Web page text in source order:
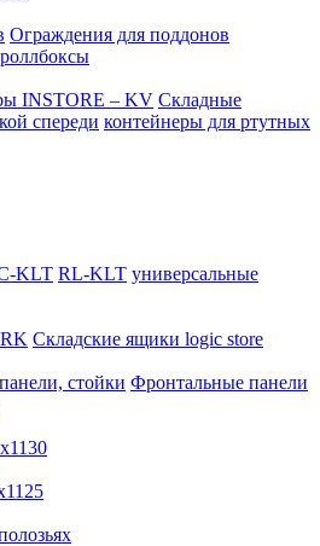
Ограждения для поддонов
INSTORE – KV Складные
спереди контейнеры для ртутных
KLT RL-KLT универсальные
Складские ящики logic store
стойки Фронтальные панели